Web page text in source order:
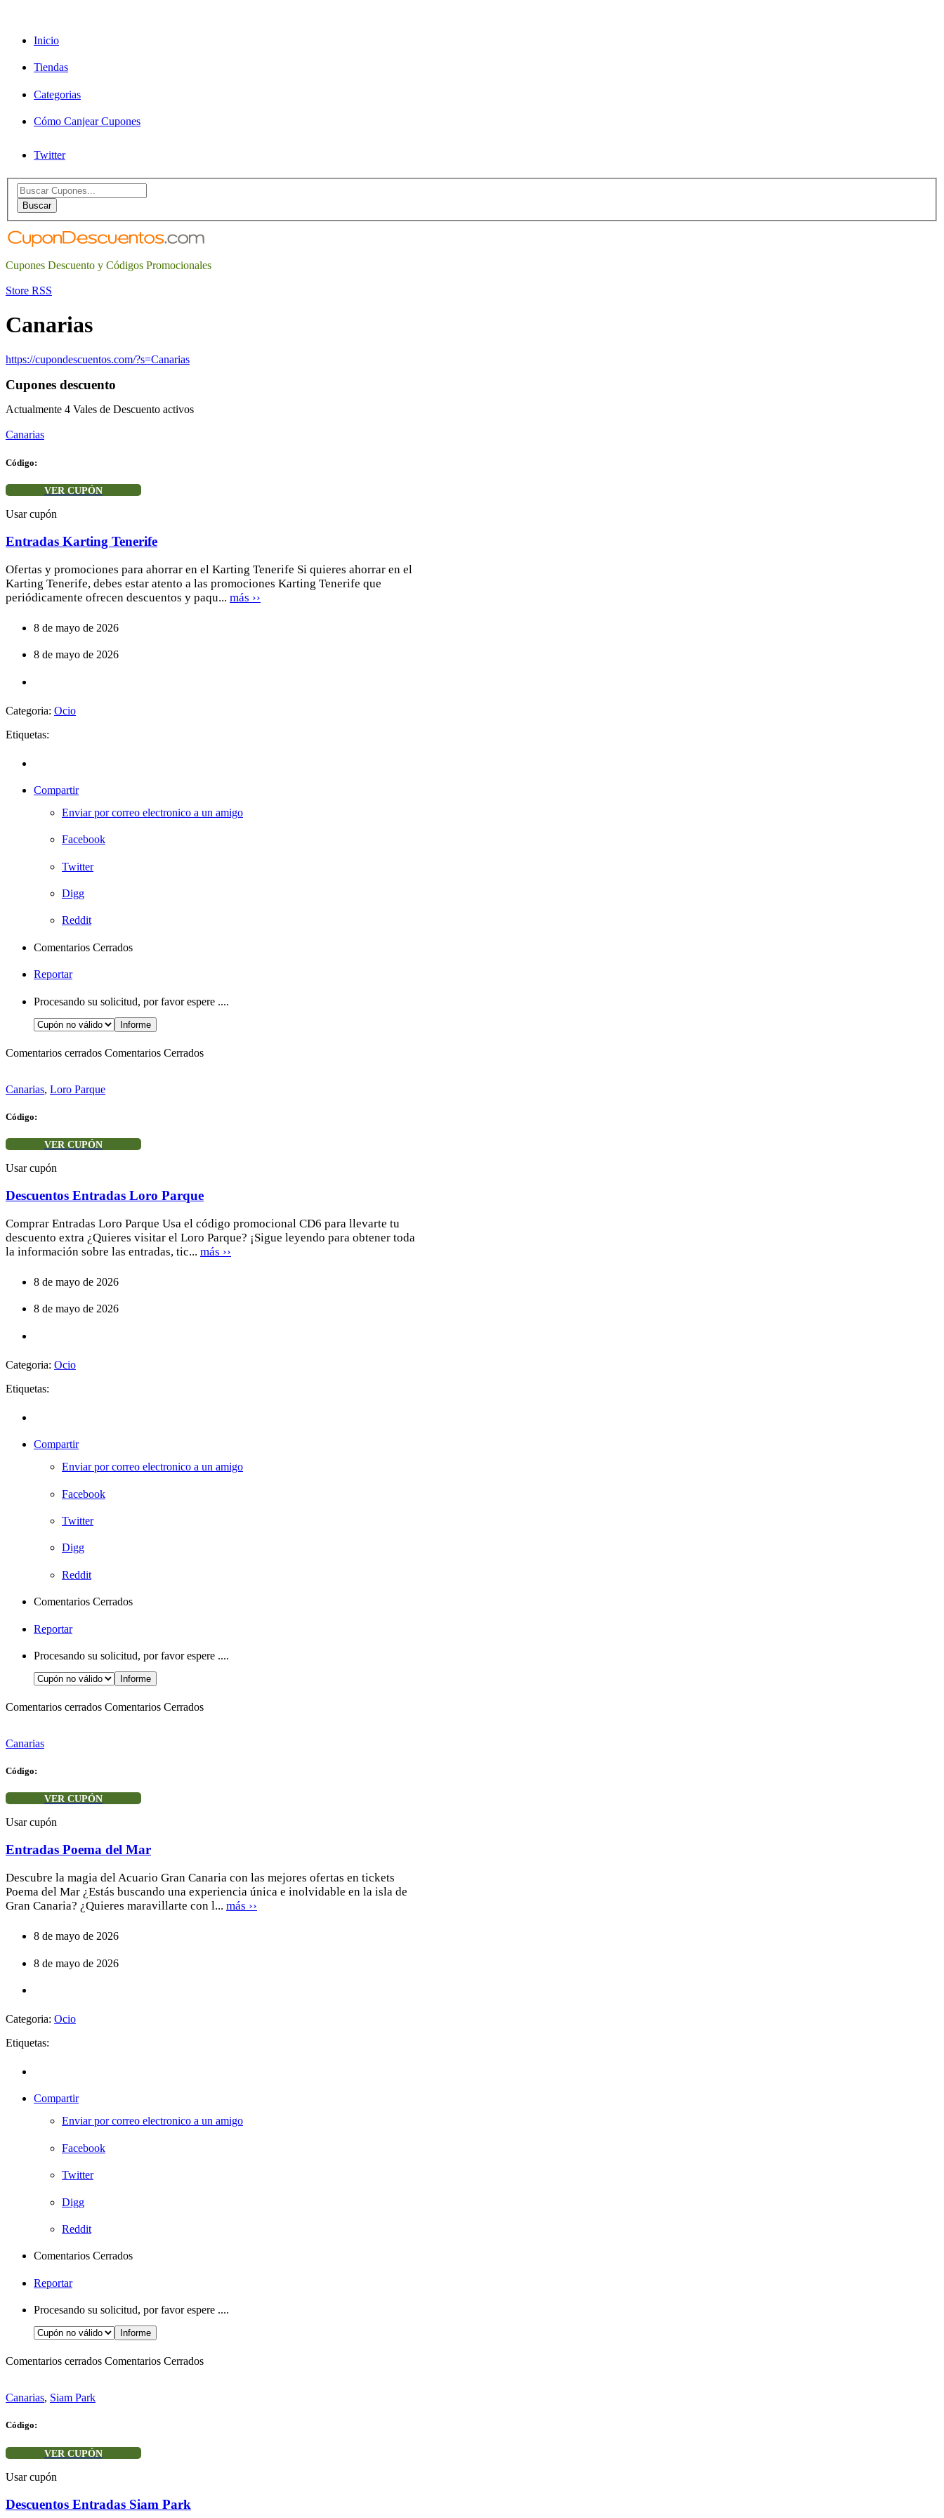
Inicio
Tiendas
Categorias
Cómo Canjear Cupones
Twitter
Search
for:Buscar
Cupones Descuento y Códigos Promocionales
Store RSS
Canarias
https://cupondescuentos.com/?s=Canarias
Cupones descuento
Actualmente 4 Vales de Descuento activos
Canarias
Código:
VER CUPÓN
Usar cupón
Entradas Karting Tenerife
Ofertas y promociones para ahorrar en el Karting Tenerife Si quieres ahorrar en el
Karting Tenerife, debes estar atento a las promociones Karting Tenerife que
periódicamente ofrecen descuentos y paqu... más ››
8 de mayo de 2026
8 de mayo de 2026
Categoria: Ocio
Etiquetas:
Compartir
Enviar por correo electronico a un amigo
Facebook
Twitter
Digg
Reddit
Comentarios Cerrados
Reportar
Procesando su solicitud, por favor espere ....
Comentarios cerrados Comentarios Cerrados
Canarias, Loro Parque
Código:
VER CUPÓN
Usar cupón
Descuentos Entradas Loro Parque
Comprar Entradas Loro Parque Usa el código promocional CD6 para llevarte tu
descuento extra ¿Quieres visitar el Loro Parque? ¡Sigue leyendo para obtener toda
la información sobre las entradas, tic... más ››
8 de mayo de 2026
8 de mayo de 2026
Categoria: Ocio
Etiquetas:
Compartir
Enviar por correo electronico a un amigo
Facebook
Twitter
Digg
Reddit
Comentarios Cerrados
Reportar
Procesando su solicitud, por favor espere ....
Comentarios cerrados Comentarios Cerrados
Canarias
Código:
VER CUPÓN
Usar cupón
Entradas Poema del Mar
Descubre la magia del Acuario Gran Canaria con las mejores ofertas en tickets
Poema del Mar ¿Estás buscando una experiencia única e inolvidable en la isla de
Gran Canaria? ¿Quieres maravillarte con l... más ››
8 de mayo de 2026
8 de mayo de 2026
Categoria: Ocio
Etiquetas:
Compartir
Enviar por correo electronico a un amigo
Facebook
Twitter
Digg
Reddit
Comentarios Cerrados
Reportar
Procesando su solicitud, por favor espere ....
Comentarios cerrados Comentarios Cerrados
Canarias, Siam Park
Código:
VER CUPÓN
Usar cupón
Descuentos Entradas Siam Park